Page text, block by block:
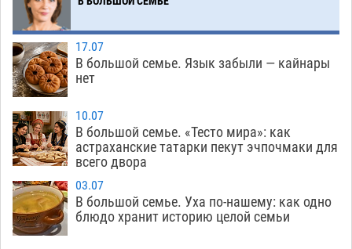
зеленые зоны на автоматический полив
13:13
Скончался второй ребенок после пожара в
Астрахани
12:49
Астраханские гандболисты с крупной победы
стартовали на Всероссийской Спартакиаде
12:16
В астраханском селе невестка изрешетила
машину свекрови
06.08
17.07
В большой семье. Язык забыли — кайнары
нет
10.07
В большой семье. «Тесто мира»: как
астраханские татарки пекут эчпочмаки для
всего двора
03.07
В большой семье. Уха по-нашему: как одно
блюдо хранит историю целой семьи